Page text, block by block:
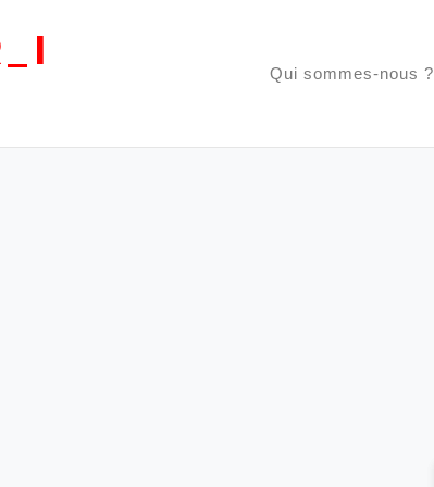
Qui sommes-nous ?